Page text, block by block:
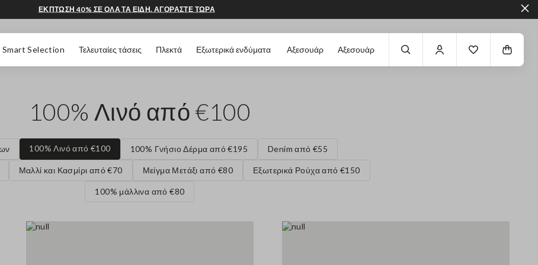
Smart Selection Τελευταίες τάσεις Πλεκτά Εξωτερικά ενδύματα Αξεσουάρ Αξεσουάρ
ΕΚΠΤΩΣΗ 40% ΣΕ ΟΛΑ ΤΑ ΕΙΔΗ. ΑΓΟΡΑΣΤΕ ΤΩΡΑ
100% Λινό από €100
100% Λινό από €100 100% Γνήσιο Δέρμα από €195 Denim από €55
Μαλλί και Κασμίρι από €70 Μείγμα Μετάξι από €80 Εξωτερικά Ρούχα από €150
100% μάλλινα από €80